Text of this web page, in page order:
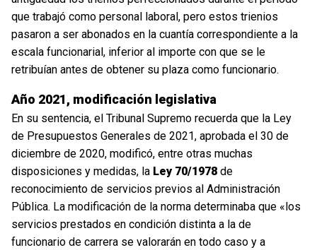
que trabajó como personal laboral, pero estos trienios
pasaron a ser abonados en la cuantía correspondiente a la
escala funcionarial, inferior al importe con que se le
retribuían antes de obtener su plaza como funcionario.
Año 2021, modificación legislativa
En su sentencia, el Tribunal Supremo recuerda que la Ley
de Presupuestos Generales de 2021, aprobada el 30 de
diciembre de 2020, modificó, entre otras muchas
disposiciones y medidas, la Ley 70/1978 de
reconocimiento de servicios previos al Administración
Pública. La modificación de la norma determinaba que «los
servicios prestados en condición distinta a la de
funcionario de carrera se valorarán en todo caso y a